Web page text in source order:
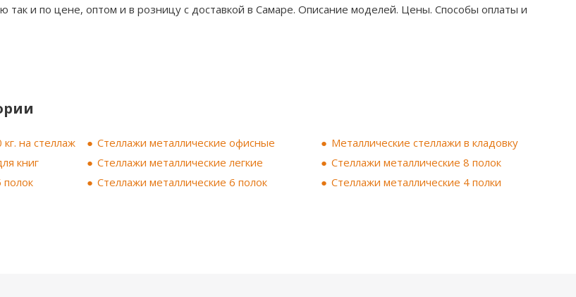
так и по цене, оптом и в розницу с доставкой в Самаре. Описание моделей. Цены. Способы оплаты и
на стеллаж Стеллажи металлические офисные
Металлические стеллажи в кладовку
книг
Стеллажи металлические легкие
Стеллажи металлические 8 полок
полок
Стеллажи металлические 6 полок Стеллажи металлические 4 полки